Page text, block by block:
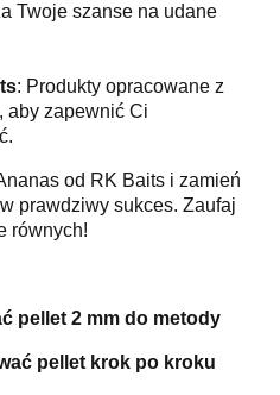
Twoje szanse na udane
: Produkty opracowane z
aby zapewnić Ci
od RK Baits i zamień
prawdziwy sukces. Zaufaj
równych!
pellet 2 mm do metody
pellet krok po kroku